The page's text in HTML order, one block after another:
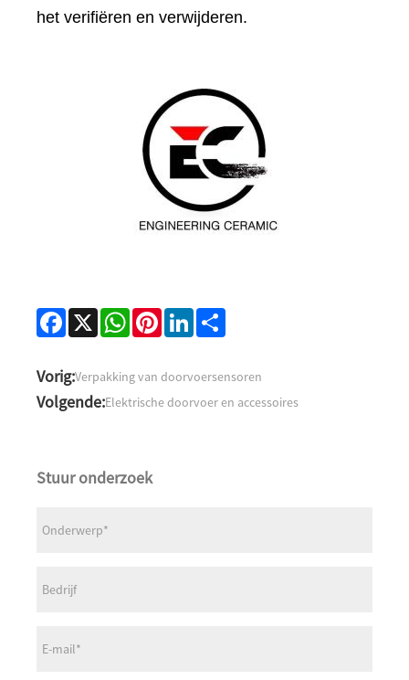
het verifiëren en verwijderen.
Facebook
X WhatsAppPinterestLinkedIn
Vorig:Verpakking van doorvoersensoren
Volgende:Elektrische doorvoer en accessoires
Stuur onderzoek